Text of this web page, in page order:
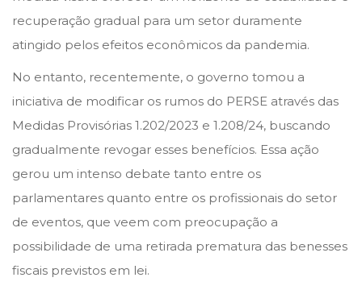
recuperação gradual para um setor duramente
atingido pelos efeitos econômicos da pandemia.
No entanto, recentemente, o governo tomou a
iniciativa de modificar os rumos do PERSE através das
Medidas Provisórias 1.202/2023 e 1.208/24, buscando
gradualmente revogar esses benefícios. Essa ação
gerou um intenso debate tanto entre os
parlamentares quanto entre os profissionais do setor
de eventos, que veem com preocupação a
possibilidade de uma retirada prematura das benesses
fiscais previstos em lei.